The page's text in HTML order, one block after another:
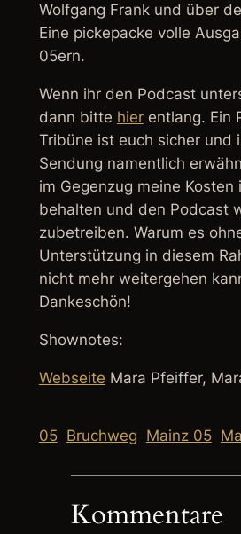
Wolfgang Frank und über
Eine pickepacke volle
05ern.
Wenn ihr den Podcast
dann bitte hierentlang. Ein
Tribüne ist euch sicher und
Sendung namentlich
im Gegenzug meine Kosten
behalten und den Podcast
zubetreiben. Warum es
Unterstützung in diesem
nicht mehr weitergehen
Dankeschön!
Shownotes:
Webseite Mara Pfeiffer,
05 Bruchweg Mainz 05
Kommentare